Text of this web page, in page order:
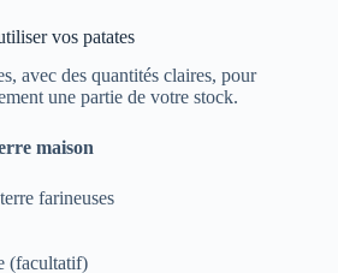
vos patates
avec des quantités claires, pour
une partie de votre stock.
maison
farineuses
(facultatif)